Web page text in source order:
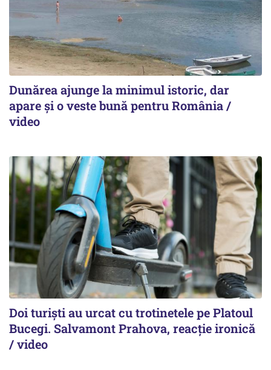
Dunărea ajunge la minimul istoric, dar
apare și o veste bună pentru România /
video
Doi turiști au urcat cu trotinetele pe Platoul
Bucegi. Salvamont Prahova, reacție ironică
/ video